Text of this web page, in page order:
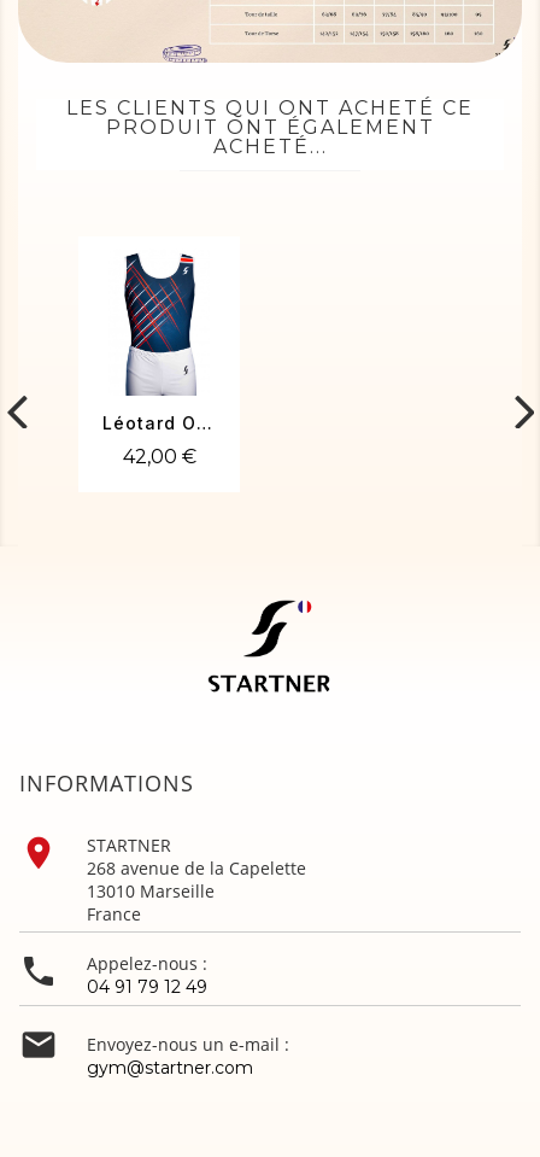
LES CLIENTS QUI ONT ACHETÉ CE
PRODUIT ONT ÉGALEMENT
ACHETÉ...
Léotard OCTAVE-01
42,00 €
INFORMATIONS

STARTNER
268 avenue de la Capelette
13010 Marseille
France
 Appelez-nous :
04 91 79 12 49
 Envoyez-nous un e-mail :
gym@startner.com